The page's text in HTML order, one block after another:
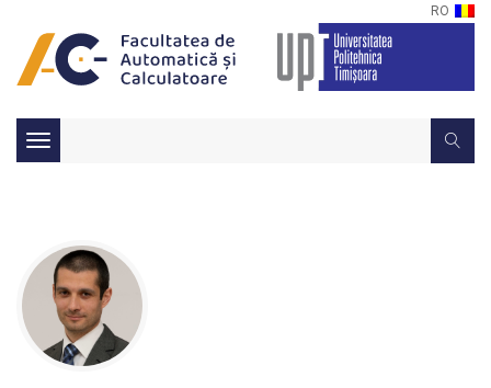
RO
Toggle
navigation